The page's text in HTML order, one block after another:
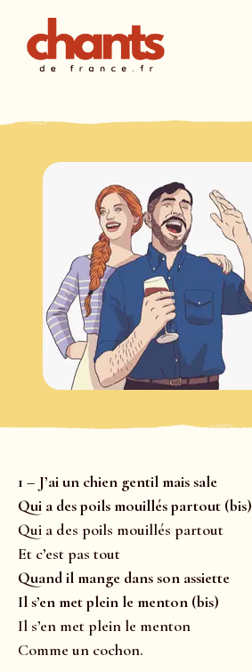
1 – J’ai un chien gentil mais sale
Qui a des poils mouillés partout (bis)
Qui a des poils mouillés partout
Et c’est pas tout
Quand il mange dans son assiette
Il s’en met plein le menton (bis)
Il s’en met plein le menton
Comme un cochon.